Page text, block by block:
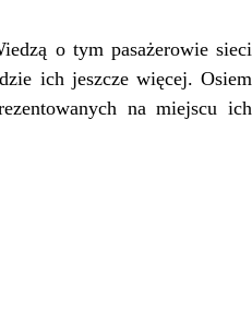
o tym pasażerowie sieci
ich jeszcze więcej. Osiem
na miejscu ich